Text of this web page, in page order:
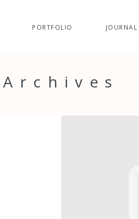
PORTFOLIO JOURNAL
Archives